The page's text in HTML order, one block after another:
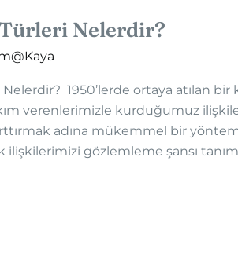
Nelerdir?
1950’lerde ortaya atılan
verenlerimizle kurduğumuz
arttırmak adına mükemmel bir
ilişkilerimizi gözlemleme şansı